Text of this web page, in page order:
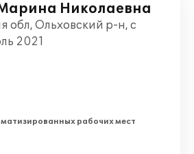
Николаевна
обл, Ольховский р-н, с
2021
рабочих мест